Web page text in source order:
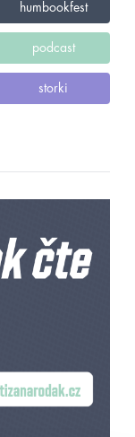
humbookfest
podcast
storki